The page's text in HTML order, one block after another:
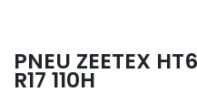
PNEU ZEETEX
R17 110H